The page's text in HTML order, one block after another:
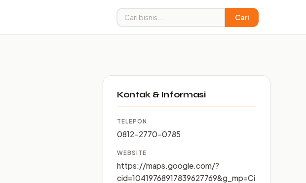
Cari
Kontak & Informasi
TELEPON
0812-2770-0785
WEBSITE
https://maps.google.com/?
cid=10419768917839627769&g_mp=Ci